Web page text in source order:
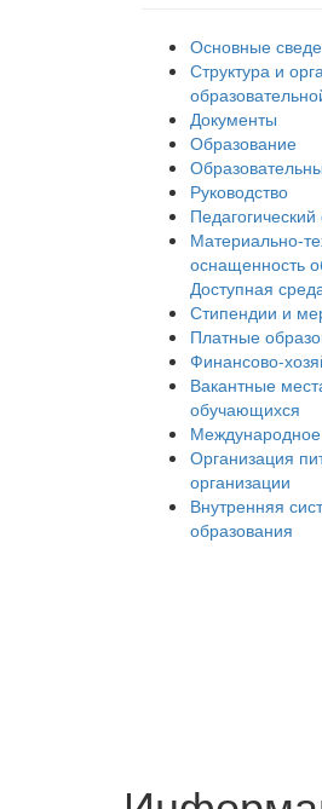
Основные
Структура и
Документы
Образование
Руководство
Педагогический
Материально-
оснащенность
Доступная
Стипендии и
Платные
Финансово-
Вакантные
обучающихся
Международное
Организация
организации
Внутренняя
образования